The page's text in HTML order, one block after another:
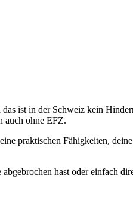
ist in der Schweiz kein
auch ohne EFZ.
praktischen Fähigkeiten,
hast oder einfach